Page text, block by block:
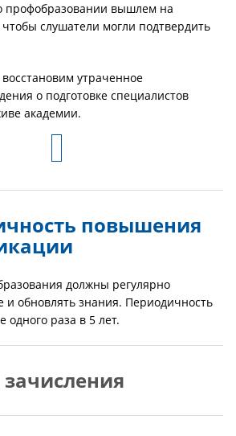
профобразовании вышлем на
слушатели могли подтвердить
утраченное
о подготовке специалистов
академии.
повышения
должны регулярно
и обновлять знания. Периодичность
одного раза в 5 лет.